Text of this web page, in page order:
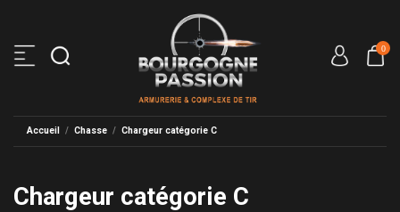
0
Accueil Chasse Chargeur catégorie C
Chargeur catégorie C